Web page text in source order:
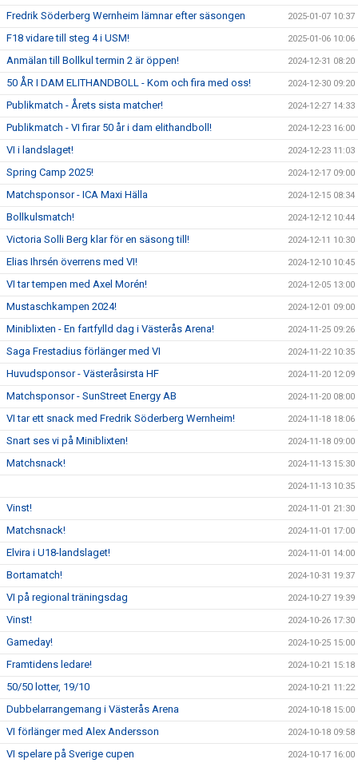
Fredrik Söderberg Wernheim lämnar efter säsongen 2025-01-07 10:37
F18 vidare till steg 4 i USM! 2025-01-06 10:06
Anmälan till Bollkul termin 2 är öppen! 2024-12-31 08:20
50 ÅR I DAM ELITHANDBOLL - Kom och fira med oss! 2024-12-30 09:20
Publikmatch - Årets sista matcher! 2024-12-27 14:33
Publikmatch - VI firar 50 år i dam elithandboll! 2024-12-23 16:00
VI i landslaget! 2024-12-23 11:03
Spring Camp 2025! 2024-12-17 09:00
Matchsponsor - ICA Maxi Hälla 2024-12-15 08:34
Bollkulsmatch! 2024-12-12 10:44
Victoria Solli Berg klar för en säsong till! 2024-12-11 10:30
Elias Ihrsén överrens med VI! 2024-12-10 10:45
VI tar tempen med Axel Morén! 2024-12-05 13:00
Mustaschkampen 2024! 2024-12-01 09:00
Miniblixten - En fartfylld dag i Västerås Arena! 2024-11-25 09:26
Saga Frestadius förlänger med VI 2024-11-22 10:35
Huvudsponsor - Västeråsirsta HF 2024-11-20 12:09
Matchsponsor - SunStreet Energy AB 2024-11-20 08:00
VI tar ett snack med Fredrik Söderberg Wernheim! 2024-11-18 18:06
Snart ses vi på Miniblixten! 2024-11-18 09:00
Matchsnack! 2024-11-13 15:30
2024-11-13 10:35
Vinst! 2024-11-01 21:30
Matchsnack! 2024-11-01 17:00
Elvira i U18-landslaget! 2024-11-01 14:00
Bortamatch! 2024-10-31 19:37
VI på regional träningsdag 2024-10-27 19:39
Vinst! 2024-10-26 17:30
Gameday! 2024-10-25 15:00
Framtidens ledare! 2024-10-21 15:18
50/50 lotter, 19/10 2024-10-21 11:22
Dubbelarrangemang i Västerås Arena 2024-10-18 15:00
VI förlänger med Alex Andersson 2024-10-18 09:58
VI spelare på Sverige cupen 2024-10-17 16:00